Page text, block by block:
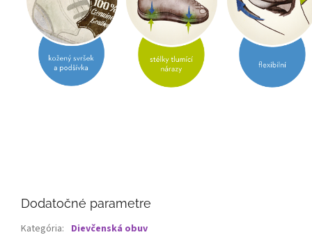
Dodatočné parametre
Kategória: Dievčenská obuv